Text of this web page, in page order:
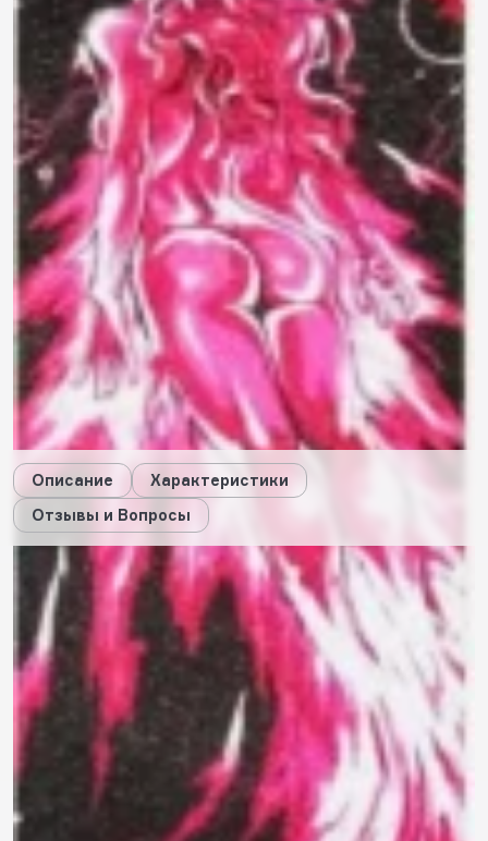
790 ₽
0.0
Нет отзывов
Задать
вопрос
28 будет начислено за покупку
Дарим стикеры!
Описание
Характеристики
Отзывы и Вопросы
Описание
Характеристики
Отзывы0 Вопросы0
Пока нет отзывов
Оставить свой отзыв